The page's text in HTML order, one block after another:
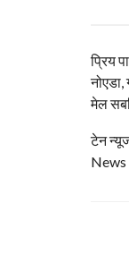
प्रिय
मेल
टेन